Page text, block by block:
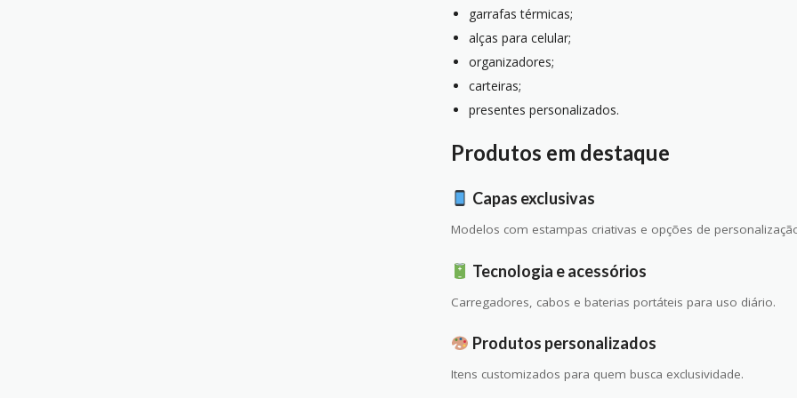
garrafas térmicas;
alças para celular;
organizadores;
carteiras;
presentes personalizados.
Produtos em destaque
Capas exclusivas
Modelos com estampas criativas e opções de
Tecnologia e acessórios
Carregadores, cabos e baterias portáteis para uso diário.
Produtos personalizados
Itens customizados para quem busca exclusividade.